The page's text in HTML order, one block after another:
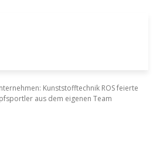
Kunststofftechnik ROS feierte
aus dem eigenen Team